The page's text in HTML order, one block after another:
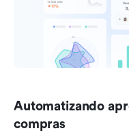
Automatizando
compras